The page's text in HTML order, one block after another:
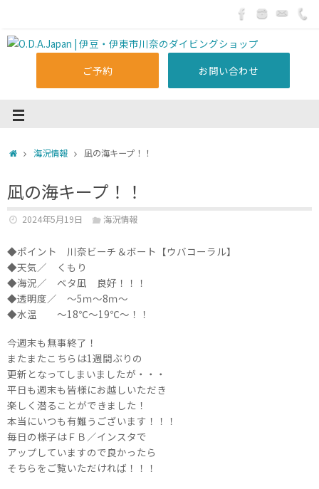
ご予約 お問い合わせ
海況情報 凪の海キープ！！
凪の海キープ！！
2024年5月19日 海況情報
◆ポイント 川奈ビーチ＆ボート【ウバコーラル】
◆天気／ くもり
◆海況／ ベタ凪 良好！！！
◆透明度／ ～5ｍ～8ｍ～
◆水温 ～18℃～19℃～！！
今週末も無事終了！
またまたこちらは1週間ぶりの
更新となってしまいましたが・・・
平日も週末も皆様にお越しいただき
楽しく潜ることができました！
本当にいつも有難うございます！！！
毎日の様子はＦＢ／インスタで
アップしていますので良かったら
そちらをご覧いただければ！！！